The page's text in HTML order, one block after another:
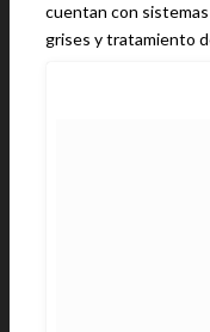
cuentan con
grises y tratamiento